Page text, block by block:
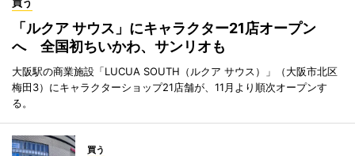
「ルクア サウス」にキャラクター21店オープン
へ 全国初ちいかわ、サンリオも
大阪駅の商業施設「LUCUA SOUTH（ルクア サウス）」（大阪市北区
梅田3）にキャラクターショップ21店舗が、11月より順次オープンす
る。
買う